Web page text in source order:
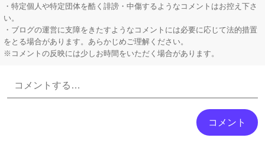
・特定個人や特定団体を酷く誹謗・中傷するようなコメントはお控え下さ
い。
・ブログの運営に支障をきたすようなコメントには必要に応じて法的措置
をとる場合があります。あらかじめご理解ください。
※コメントの反映には少しお時間をいただく場合があります。